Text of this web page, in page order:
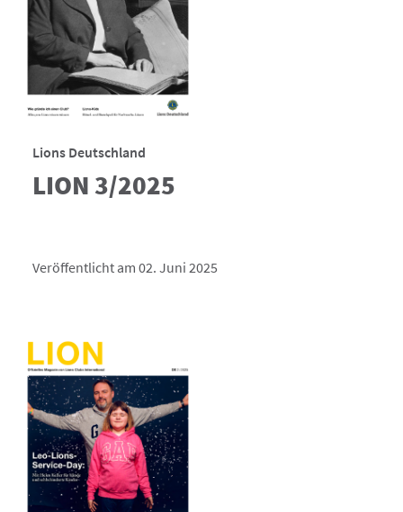
Lions Deutschland
LION 3/2025
Veröffentlicht am 02. Juni 2025